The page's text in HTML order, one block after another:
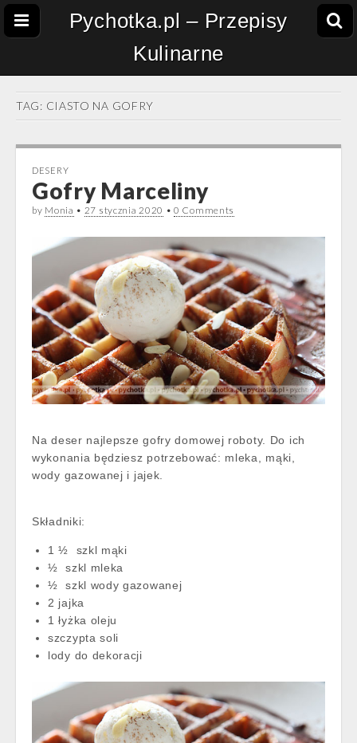
Pychotka.pl – Przepisy
Kulinarne
TAG: CIASTO NA GOFRY
DESERY
Gofry Marceliny
by Monia • 27 stycznia 2020 •0 Comments
Na deser najlepsze gofry domowej roboty. Do ich
wykonania będziesz potrzebować: mleka, mąki,
wody gazowanej i jajek.
Składniki:
1 ½ szkl mąki
½ szkl mleka
½ szkl wody gazowanej
2 jajka
1 łyżka oleju
szczypta soli
lody do dekoracji